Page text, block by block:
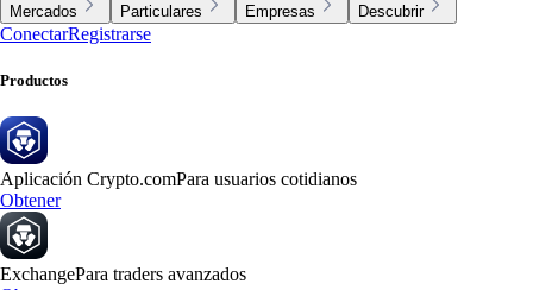
Mercados Particulares Empresas Descubrir
ConectarRegistrarse
Productos
Aplicación Crypto.comPara usuarios cotidianos
Obtener
ExchangePara traders avanzados